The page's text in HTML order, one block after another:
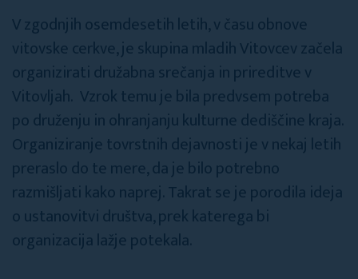
V zgodnjih osemdesetih letih, v času obnove
vitovske cerkve, je skupina mladih Vitovcev začela
organizirati družabna srečanja in prireditve v
Vitovljah. Vzrok temu je bila predvsem potreba
po druženju in ohranjanju kulturne dediščine kraja.
Organiziranje tovrstnih dejavnosti je v nekaj letih
preraslo do te mere, da je bilo potrebno
razmišljati kako naprej. Takrat se je porodila ideja
o ustanovitvi društva, prek katerega bi
organizacija lažje potekala.